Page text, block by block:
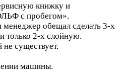
книжку и
с пробегом».
обещал сделать 3-х
только 2-х слойную.
существует.
машины.